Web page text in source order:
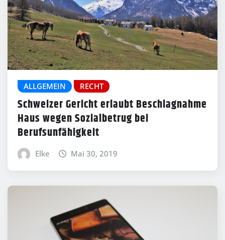
ALLGEMEIN RECHT
Schweizer Gericht erlaubt Beschlagnahme
Haus wegen Sozialbetrug bei
Berufsunfähigkeit
Elke Mai 30, 2019